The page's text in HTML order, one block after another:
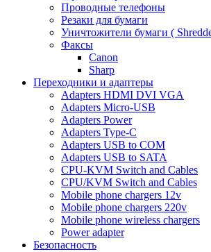
Проводные телефоны
Резаки для бумаги
Уничтожители бумаги (
Факсы
Canon
Sharp
Переходники и адаптеры
Adapters HDMI DVI VGA
Adapters Micro-USB
Adapters Power
Adapters Type-C
Adapters USB to COM
Adapters USB to SATA
CPU-KVM Switch and Cables
CPU/KVM Switch and Cables
Mobile phone chargers 12v
Mobile phone chargers 220v
Mobile phone wireless chargers
Power adapter
Безопасность